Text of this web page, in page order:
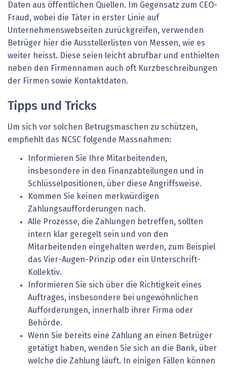
Daten aus öffentlichen Quellen. Im Gegensatz zum CEO-
Fraud, wobei die Täter in erster Linie auf
Unternehmenswebseiten zurückgreifen, verwenden
Betrüger hier die Ausstellerlisten von Messen, wie es
weiter heisst. Diese seien leicht abrufbar und enthielten
neben den Firmennamen auch oft Kurzbeschreibungen
der Firmen sowie Kontaktdaten.
Tipps und Tricks
Um sich vor solchen Betrugsmaschen zu schützen,
empfiehlt das NCSC folgende Massnahmen:
Informieren Sie Ihre Mitarbeitenden,
insbesondere in den Finanzabteilungen und in
Schlüsselpositionen, über diese Angriffsweise.
Kommen Sie keinen merkwürdigen
Zahlungsaufforderungen nach.
Alle Prozesse, die Zahlungen betreffen, sollten
intern klar geregelt sein und von den
Mitarbeitenden eingehalten werden, zum Beispiel
das Vier-Augen-Prinzip oder ein Unterschrift-
Kollektiv.
Informieren Sie sich über die Richtigkeit eines
Auftrages, insbesondere bei ungewöhnlichen
Aufforderungen, innerhalb ihrer Firma oder
Behörde.
Wenn Sie bereits eine Zahlung an einen Betrüger
getätigt haben, wenden Sie sich an die Bank, über
welche die Zahlung läuft. In einigen Fällen können